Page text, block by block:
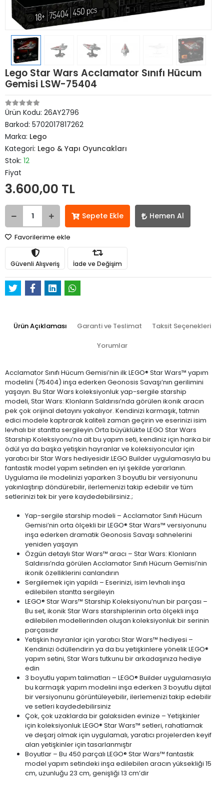
Lego Star Wars Acclamator Sınıfı Hücum
Gemisi LSW-75404
Ürün Kodu: 26AY2796
Barkod: 5702017817262
Marka: Lego
Kategori: Lego & Yapı Oyuncakları
Stok: 12
Fiyat
3.600,00 TL
Sepete Ekle Hemen Al
Favorilerime ekle
Güvenli Alışveriş İade ve Değişim
Ürün Açıklaması Garanti ve Teslimat Taksit Seçenekleri
Yorumlar
Acclamator Sınıfı Hücum Gemisi’nin ilk LEGO® Star Wars™ yapım
modelini (75404) inşa ederken Geonosis Savaşı’nın gerilimini
yaşayın. Bu Star Wars koleksiyonluk yap-sergile starship
modeli, Star Wars: Klonların Saldırısı’nda görülen ikonik aracın
pek çok orijinal detayını yakalıyor. Kendinizi karmaşık, tatmin
edici modele kaptırarak kaliteli zaman geçirin ve eserinizi isim
levhalı bir stantta sergileyin.Orta büyüklükte LEGO Star Wars
Starship Koleksiyonu’na ait bu yapım seti, kendiniz için harika bir
ödül ya da başka yetişkin hayranlar ve koleksiyoncular için
yaratıcı bir Star Wars hediyesidir.LEGO Builder uygulamasıyla bu
fantastik model yapım setinden en iyi şekilde yararlanın.
Uygulama ile modelinizi yaparken 3 boyutlu bir versiyonunu
yakınlaştırıp döndürebilir, ilerlemenizi takip edebilir ve tüm
setlerinizi tek bir yere kaydedebilirsiniz.;
Yap-sergile starship modeli – Acclamator Sınıfı Hücum
Gemisi’nin orta ölçekli bir LEGO® Star Wars™ versiyonunu
inşa ederken dramatik Geonosis Savaşı sahnelerini
yeniden yaşayın
Özgün detaylı Star Wars™ aracı – Star Wars: Klonların
Saldırısı’nda görülen Acclamator Sınıfı Hücum Gemisi’nin
ikonik özelliklerini canlandırın
Sergilemek için yapıldı – Eserinizi, isim levhalı inşa
edilebilen stantta sergileyin
LEGO® Star Wars™ Starship Koleksiyonu’nun bir parçası –
Bu set, ikonik Star Wars starshiplerinin orta ölçekli inşa
edilebilen modellerinden oluşan koleksiyonluk bir serinin
parçasıdır
Yetişkin hayranlar için yaratıcı Star Wars™ hediyesi –
Kendinizi ödüllendirin ya da bu yetişkinlere yönelik LEGO®
yapım setini, Star Wars tutkunu bir arkadaşınıza hediye
edin
3 boyutlu yapım talimatları – LEGO® Builder uygulamasıyla
bu karmaşık yapım modelini inşa ederken 3 boyutlu dijital
bir versiyonunu görüntüleyebilir, ilerlemenizi takip edebilir
ve setleri kaydedebilirsiniz
Çok, çok uzaklarda bir galaksiden evinize – Yetişkinler
için koleksiyonluk LEGO® Star Wars™ setleri, rahatlamak
ve deşarj olmak için uygulamalı, yaratıcı projelerden keyif
alan yetişkinler için tasarlanmıştır
Boyutlar – Bu 450 parçalı LEGO® Star Wars™ fantastik
model yapım setindeki inşa edilebilen aracın yüksekliği 15
cm, uzunluğu 23 cm, genişliği 13 cm’dir